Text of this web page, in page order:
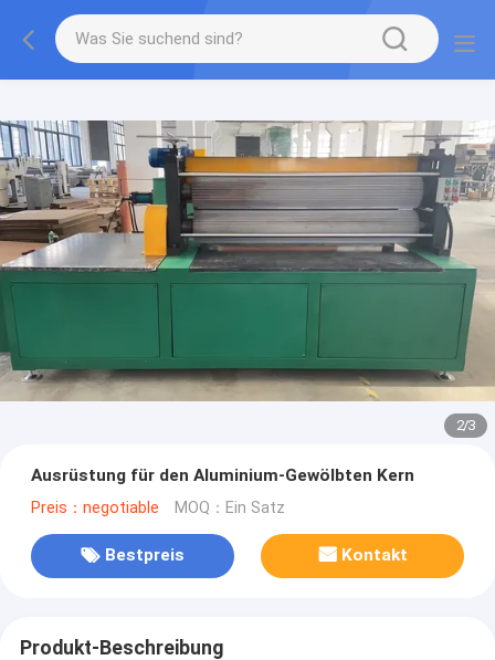
2/3
Ausrüstung für den Aluminium-Gewölbten Kern
Preis：negotiable MOQ：Ein Satz
Bestpreis Kontakt
Produkt-Beschreibung